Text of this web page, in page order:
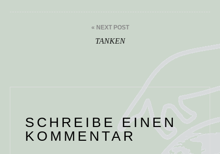
« NEXT POST
TANKEN
SCHREIBE EINEN
KOMMENTAR